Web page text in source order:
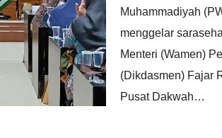
Sekolah
Muhammadiyah
menggelar
Menteri (Wamen)
(Dikdasmen) Fajar
Pusat Dakwah…